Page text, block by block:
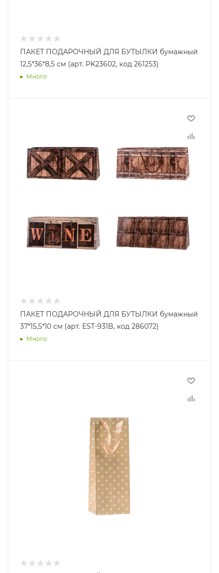
ПАКЕТ ПОДАРОЧНЫЙ ДЛЯ БУТЫЛКИ бумажный
12,5*36*8,5 см (арт. PK23602, код 261253)
Много
ПАКЕТ ПОДАРОЧНЫЙ ДЛЯ БУТЫЛКИ бумажный
37*15,5*10 см (арт. EST-931B, код 286072)
Много